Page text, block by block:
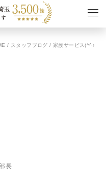
キャンペーン
/ スタッフブログ / 家族サービス(^^♪
長